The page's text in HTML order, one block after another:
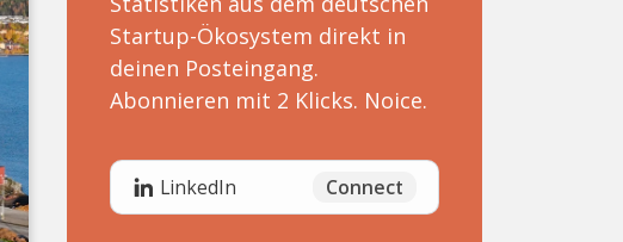
Startup-Ökosystem direkt in
deinen Posteingang.
Abonnieren mit 2 Klicks. Noice.
LinkedIn Connect